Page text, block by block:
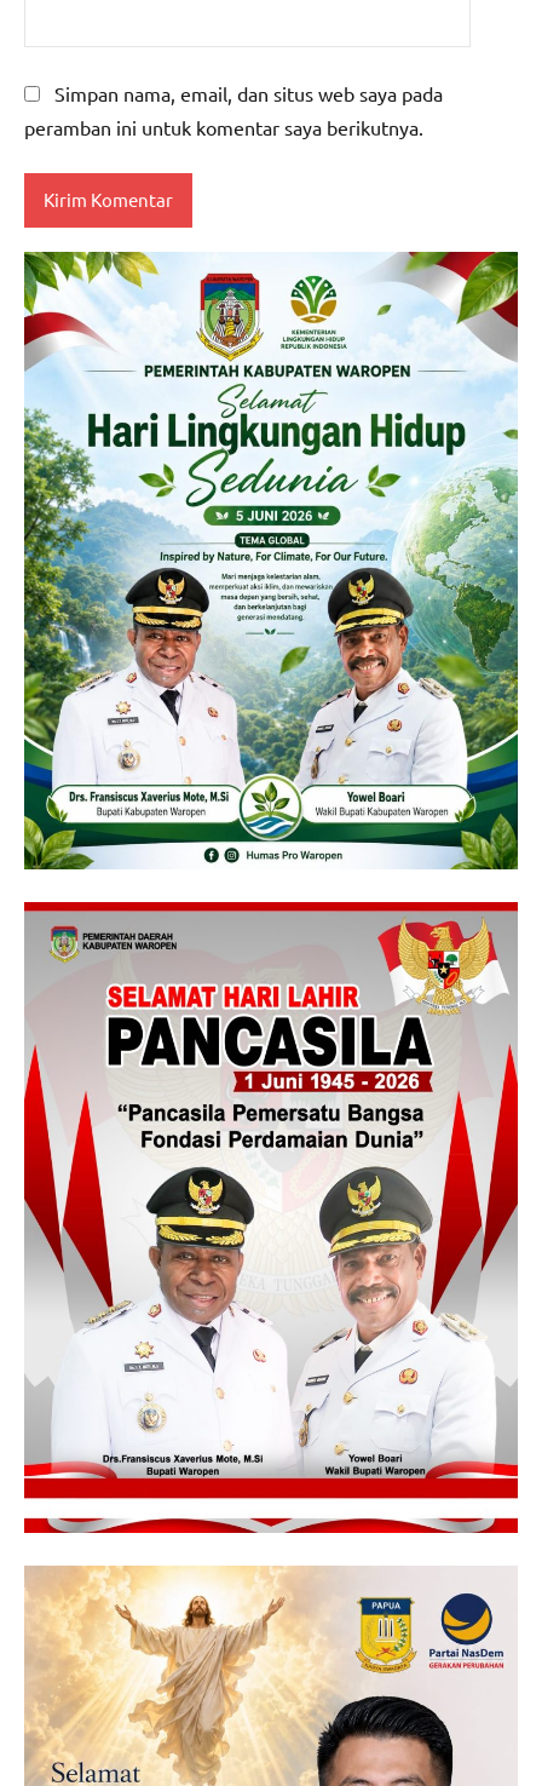
Simpan nama, email, dan situs web saya pada
peramban ini untuk komentar saya berikutnya.